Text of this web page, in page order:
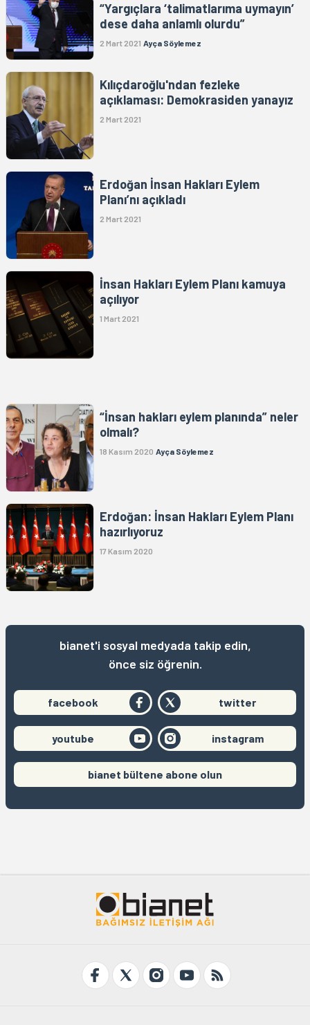
“Yargıçlara ‘talimatlarıma uymayın’
dese daha anlamlı olurdu”
2 Mart 2021 Ayça Söylemez
Kılıçdaroğlu'ndan fezleke
açıklaması: Demokrasiden yanayız
2 Mart 2021
Erdoğan İnsan Hakları Eylem
Planı’nı açıkladı
2 Mart 2021
İnsan Hakları Eylem Planı kamuya
açılıyor
1 Mart 2021
“İnsan hakları eylem planında” neler
olmalı?
18 Kasım 2020 Ayça Söylemez
Erdoğan: İnsan Hakları Eylem Planı
hazırlıyoruz
17 Kasım 2020
bianet'i sosyal medyada takip edin,
önce siz öğrenin.
facebook twitter
youtube instagram
bianet bültene abone olun